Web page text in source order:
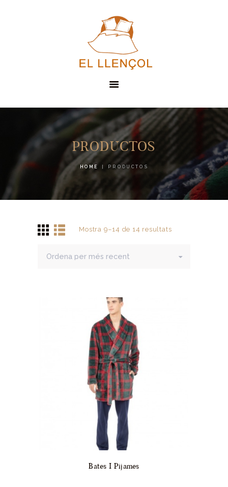
PRODUCTOS
HOME PRODUCTOS
EL LLENÇOL
SERVEIS
PRODUCTES
CONTACTE
Mostra 9–14 de 14 resultats
Bates I Pijames